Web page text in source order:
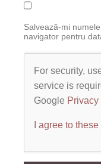
Salvează-mi
navigator pentru
For security,
service is
Google
I agree to